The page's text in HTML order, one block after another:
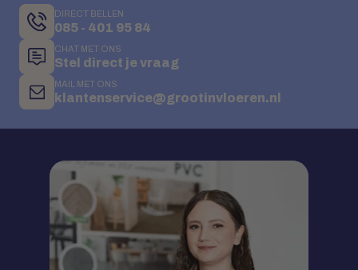
DIRECT BELLEN
085 - 401 95 84
CHAT MET ONS
Stel direct je vraag
MAIL MET ONS
klantenservice@grootinvloeren.nl